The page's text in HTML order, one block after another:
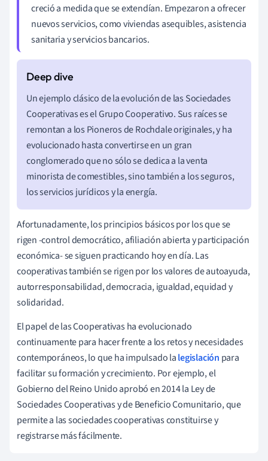
creció a medida que se extendían. Empezaron a ofrecer
nuevos servicios, como viviendas asequibles, asistencia
sanitaria y servicios bancarios.
Un ejemplo clásico de la evolución de las Sociedades
Cooperativas es el Grupo Cooperativo. Sus raíces se
remontan a los Pioneros de Rochdale originales, y ha
evolucionado hasta convertirse en un gran
conglomerado que no sólo se dedica a la venta
minorista de comestibles, sino también a los seguros,
los servicios jurídicos y la energía.
Afortunadamente, los principios básicos por los que se
rigen -control democrático, afiliación abierta y participación
económica- se siguen practicando hoy en día. Las
cooperativas también se rigen por los valores de autoayuda,
autorresponsabilidad, democracia, igualdad, equidad y
solidaridad.
El papel de las Cooperativas ha evolucionado
continuamente para hacer frente a los retos y necesidades
contemporáneos, lo que ha impulsado lalegislación para
facilitar su formación y crecimiento. Por ejemplo, el
Gobierno del Reino Unido aprobó en 2014 la Ley de
Sociedades Cooperativas y de Beneficio Comunitario, que
permite a las sociedades cooperativas constituirse y
registrarse más fácilmente.